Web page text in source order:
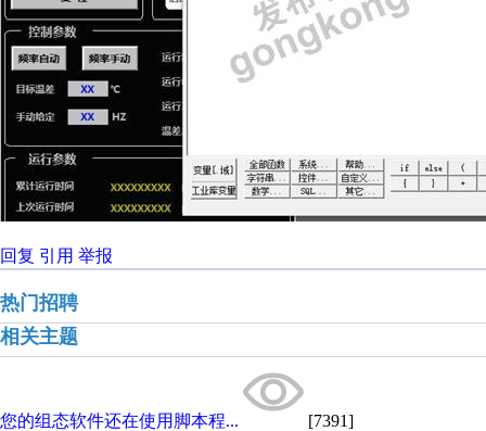
回复 引用 举报
热门招聘
相关主题
您的组态软件还在使用脚本程... [7391]